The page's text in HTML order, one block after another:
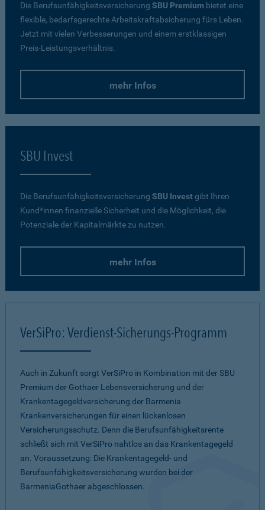
Die Berufsunfähigkeitsversicherung SBU Premium bietet eine
flexible, bedarfsgerechte Arbeitskraftabsicherung fürs Leben.
Jetzt mit vielen Verbesserungen und einem erstklassigen
Preis-Leistungsverhältnis.
mehr Infos
SBU Invest
Die Berufsunfähigkeitsversicherung SBU Investgibt Ihren
Kund*innen finanzielle Sicherheit und die Möglichkeit, die
Potenziale der Kapitalmärkte zu nutzen.
mehr Infos
VerSiPro: Verdienst-Sicherungs-Programm
Auch in Zukunft sorgt VerSiPro in Kombination mit der SBU
Premium der Gothaer Lebensversicherung und der
Krankentagegeldversicherung der Barmenia
Krankenversicherungen für einen lückenlosen
Versicherungsschutz. Denn die Berufsunfähigkeitsrente
schließt sich mit VerSiPro nahtlos an das Krankentagegeld
an. Voraussetzung: Die Krankentagegeld- und
Berufsunfähigkeitsversicherung wurden bei der
BarmeniaGothaer abgeschlossen.